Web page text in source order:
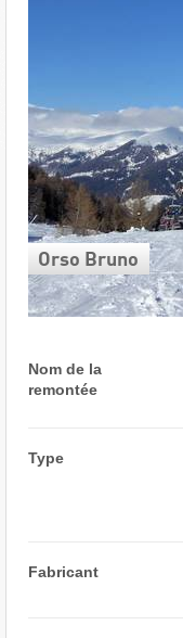
Orso Bruno
Nom de la
remontée
Type
Fabricant